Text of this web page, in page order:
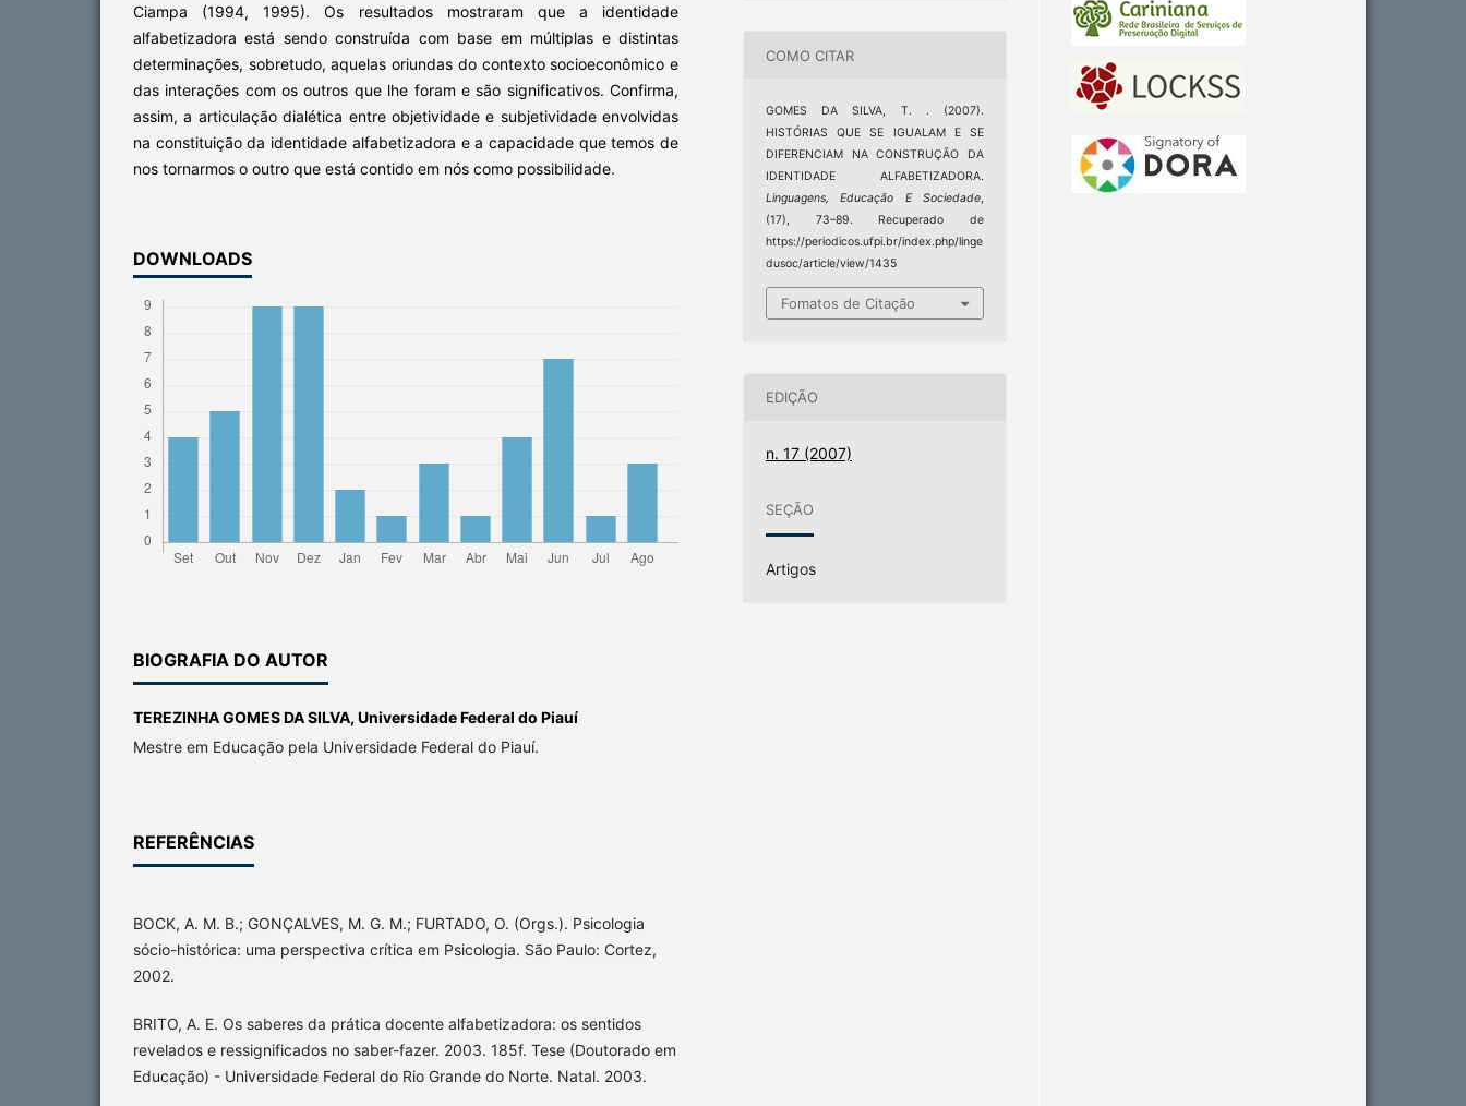
Ciampa (1994, 1995). Os resultados mostraram que a identidade
alfabetizadora está sendo construída com base em múltiplas e distintas
determinações, sobretudo, aquelas oriundas do contexto socioeconômico e
das interações com os outros que lhe foram e são significativos. Confirma,
assim, a articulação dialética entre objetividade e subjetividade envolvidas
na constituição da identidade alfabetizadora e a capacidade que temos de
nos tornarmos o outro que está contido em nós como possibilidade.
DOWNLOADS
BIOGRAFIA DO AUTOR
TEREZINHA GOMES DA SILVA, Universidade Federal do Piauí
Mestre em Educação pela Universidade Federal do Piauí.
REFERÊNCIAS
BOCK, A. M. B.; GONÇALVES, M. G. M.; FURTADO, O. (Orgs.). Psicologia
sócio-histórica: uma perspectiva crítica em Psicologia. São Paulo: Cortez,
2002.
BRITO, A. E. Os saberes da prática docente alfabetizadora: os sentidos
revelados e ressignificados no saber-fazer. 2003. 185f. Tese (Doutorado em
Educação) - Universidade Federal do Rio Grande do Norte. Natal. 2003.
COMO CITAR
GOMES DA SILVA, T. . (2007).
HISTÓRIAS QUE SE IGUALAM E SE
DIFERENCIAM NA CONSTRUÇÃO DA
IDENTIDADE ALFABETIZADORA.
Linguagens, Educação E Sociedade,
(17), 73–89. Recuperado de
https://periodicos.ufpi.br/index.php/linge
dusoc/article/view/1435
Fomatos de Citação
EDIÇÃO
n. 17 (2007)
SEÇÃO
Artigos